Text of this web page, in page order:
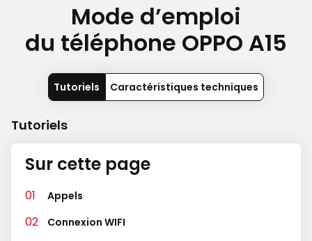
Mode d’emploi
du téléphone OPPO A15
Tutoriels Caractéristiques techniques
Tutoriels
Sur cette page
Appels
Connexion WIFI